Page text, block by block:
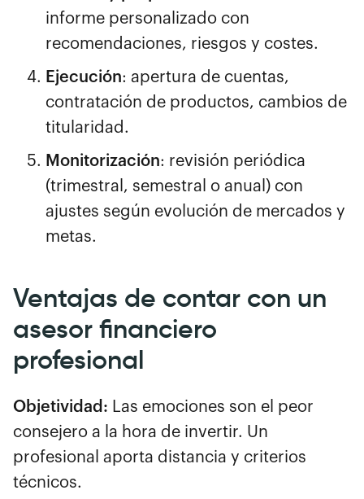
informe personalizado con
recomendaciones, riesgos y costes.
Ejecución: apertura de cuentas,
contratación de productos, cambios de
titularidad.
Monitorización: revisión periódica
(trimestral, semestral o anual) con
ajustes según evolución de mercados y
metas.
Ventajas de contar con un
asesor financiero
profesional
Objetividad: Las emociones son el peor
consejero a la hora de invertir. Un
profesional aporta distancia y criterios
técnicos.